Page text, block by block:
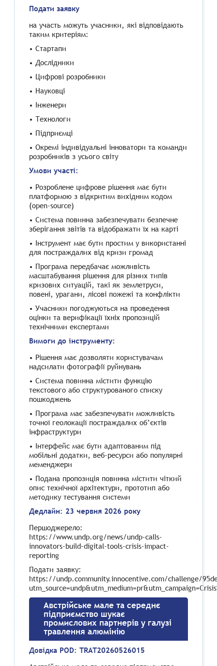
Подати заявку
на участь можуть учасники, які відповідають
таким критеріям:
• Стартапи
• Дослідники
• Цифрові розробники
• Науковці
• Інженери
• Технологи
• Підприємці
• Окремі індивідуальні інноватори та команди
розробників з усього світу
Умови участі:
• Розроблене цифрове рішення має бути
платформою з відкритим вихідним кодом
(open-source)
• Система повинна забезпечувати безпечне
зберігання звітів та відображати їх на карті
• Інструмент має бути простим у використанні
для постраждалих від кризи громад
• Програма передбачає можливість
масштабування рішення для різних типів
кризових ситуацій, такі як землетруси,
повені, урагани, лісові пожежі та конфлікти
• Учасники погоджуються на проведення
оцінки та верифікації їхніх пропозицій
технічними експертами
Вимоги до інструменту:
• Рішення має дозволяти користувачам
надсилати фотографії руйнувань
• Система повинна містити функцію
текстового або структурованого списку
пошкоджень
• Програма має забезпечувати можливість
точної геолокації постраждалих об’єктів
інфраструктури
• Інтерфейс має бути адаптованим під
мобільні додатки, веб-ресурси або популярні
меменджери
• Подана пропозиція повинна містити чіткий
опис технічної архітектури, прототип або
методику тестування системи
Дедлайн: 23 червня 2026 року
Першоджерело:
https://www.undp.org/news/undp-calls-
innovators-build-digital-tools-crisis-impact-
reporting
Подати заявку:
https://undp.community.innocentive.com/challenge/
Австрійське мале та середнє
підприємство шукає
промислових партнерів у галузі
травлення алюмінію
Довідка POD: TRAT20260526015